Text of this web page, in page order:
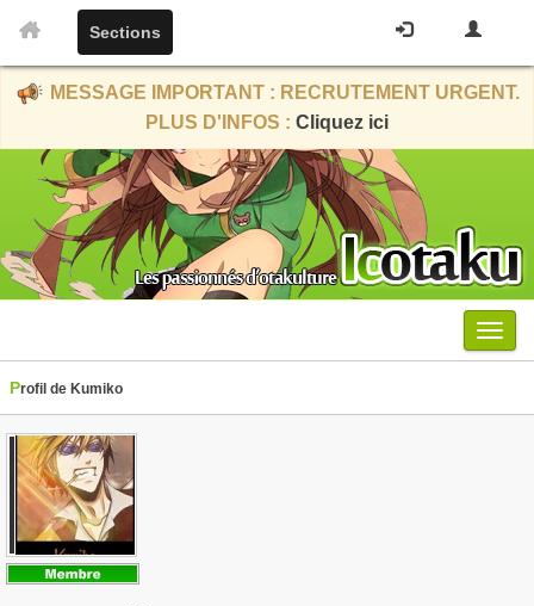
Sections
MESSAGE IMPORTANT : RECRUTEMENT URGENT.
PLUS D'INFOS : Cliquez ici
Menu
Profil de Kumiko